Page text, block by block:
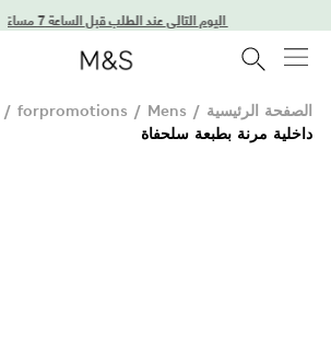
توصيل في اليوم التالي عند الطلب قبل الساعة 7 مساءً
الصفحة الرئيسية /
forpromotions / Mens
/
داخلية مرنة بطبعة سلحفاة